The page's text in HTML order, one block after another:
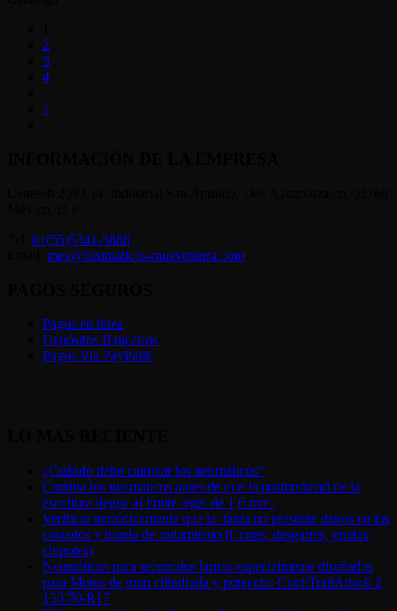
2
3
4
7
01(55)5341-5888
mex@neumaticos-muevetierra.com
Pagos en linea
Depósitos Bancarios
Pagos Via PayPal®
¿Cuándo debo cambiar los neumáticos?
Cambia los neumáticos antes de que la profundidad de la
escultura llegue al límite legal de 1,6 mm.
Verificar periódicamente que la llanta no presente daños en los
costados y banda de rodamiento (Cortes, desgarres, grietas,
chipotes)
Neumáticos para recorridos largos especialmente diseñados
para Motos de gran cilindrada y potencia: ContiTrailAttack 2
150/70-R17